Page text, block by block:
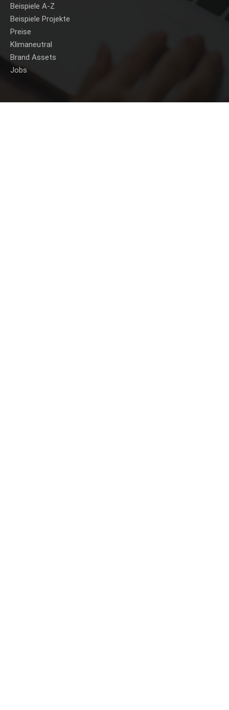
Beispiele A-Z
Beispiele Projekte
Preise
Klimaneutral
Brand Assets
Jobs